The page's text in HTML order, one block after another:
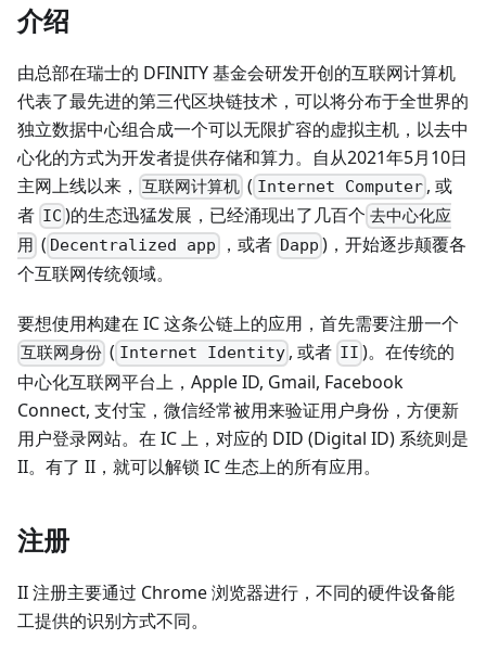
介绍
由总部在瑞士的 DFINITY 基金会研发开创的互联网计算机
代表了最先进的第三代区块链技术，可以将分布于全世界的
独立数据中心组合成一个可以无限扩容的虚拟主机，以去中
心化的方式为开发者提供存储和算力。自从2021年5月10日
主网上线以来， 互联网计算机 ( Internet Computer, 或
者 IC )的生态迅猛发展，已经涌现出了几百个 去中心化应
用 ( Decentralized app ，或者 Dapp )，开始逐步颠覆各
个互联网传统领域。
要想使用构建在 IC 这条公链上的应用，首先需要注册一个
互联网身份 ( Internet Identity, 或者 II )。在传统的
中心化互联网平台上，Apple ID, Gmail, Facebook
Connect, 支付宝，微信经常被用来验证用户身份，方便新
用户登录网站。在 IC 上，对应的 DID (Digital ID) 系统则是
II。有了 II，就可以解锁 IC 生态上的所有应用。
注册
II 注册主要通过 Chrome 浏览器进行，不同的硬件设备能
工提供的识别方式不同。